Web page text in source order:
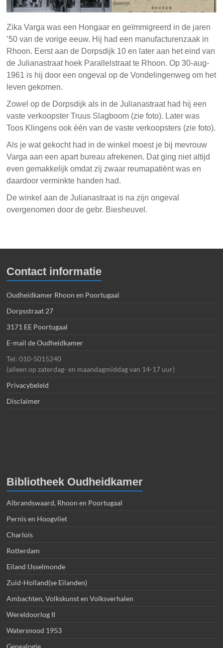
Zika Varga was een Hongaar en geïmmigreerd in de jaren
’50 van de vorige eeuw. Hij had een manufacturenzaak in
Rhoon. Eerst aan de Dorpsdijk 10 en later aan het eind van
de Julianastraat hoek Parallelstraat te Rhoon. Op 30-aug-
1961 is hij door een ongeval op de Vondelingenweg om het
leven gekomen.
Zowel op de Dorpsdijk als in de Julianastraat had hij een
vaste verkoopster Truus Slagboom (zie foto). Later was
Toos Klingens ook één van de vaste verkoopsters (zie foto).
Als je wat gekocht had in de winkel moest je bij mevrouw
Varga aan een apart bureau afrekenen. Dat ging niet altijd
even gemakkelijk omdat zij zwaar reumapatiënt was en
daardoor verminkte handen had.
De winkel aan de Julianastraat is na zijn ongeval
overgenomen door de gebr. Biesheuvel.
Contact informatie
Oudheidkamer Rhoon en Poortugaal
Dorpsstraat 27
3171 EE Poortugaal
E-mail de Oudheidkamer
Tel: 010-5015240
(alleen op zaterdag- en maandagmiddag van 14-17 uur)
Privacybeleid
Disclaimer
Bibliotheek Oudheidkamer
Albrandswaard, Rhoon en Poortugaal
Pernis en Hoogvliet
Charlois
Rotterdam
Eiland IJsselmonde
Zuid-Holland(se Eilanden)
Ambachten, Volkskunst en Volksverhalen
Wereldoorlog II
Watersnood 1953
Genealogie